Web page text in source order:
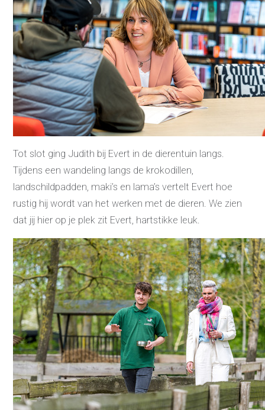
Brochure
Vacatures
Laatste nieuws
Contact
Contact
Klanten aan het
woord
Klanten aan het woord
Werkgever aan het woord
Tot slot ging Judith bij Evert in de dierentuin langs.
Tijdens een wandeling langs de krokodillen,
landschildpadden, maki’s en lama’s vertelt Evert hoe
rustig hij wordt van het werken met de dieren. We zien
dat jij hier op je plek zit Evert, hartstikke leuk.